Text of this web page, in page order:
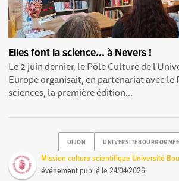
Elles font la science... à Nevers !
Le 2 juin dernier, le Pôle Culture de
Europe organisait, en partenariat avec le
sciences , la première édition...
DIJON
Mission culture scientifique Université
événement publié le24/04/2026